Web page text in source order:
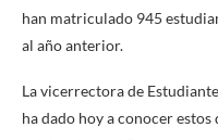
han matriculado 945
al año anterior.
La vicerrectora de
ha dado hoy a conocer